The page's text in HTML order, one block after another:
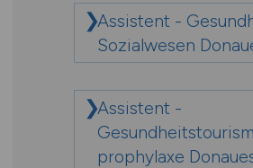
Assistent -
Sozialwesen
Assistent -
prophylaxe